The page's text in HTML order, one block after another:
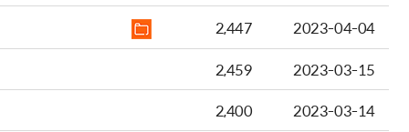
2,447
2023-04-04
2,459
2023-03-15
2,400
2023-03-14